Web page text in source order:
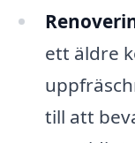
ett äldre
till att